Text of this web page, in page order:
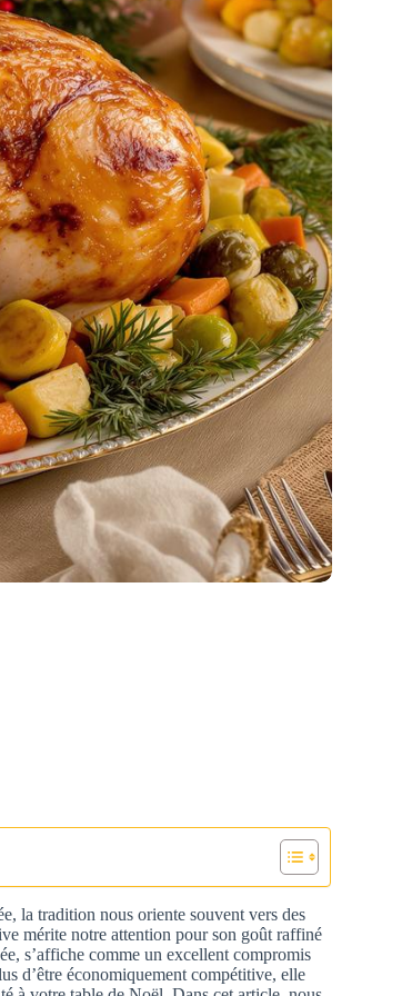
la tradition nous oriente souvent vers des
mérite notre attention pour son goût raffiné
s’affiche comme un excellent compromis
d’être économiquement compétitive, elle